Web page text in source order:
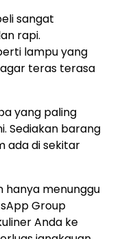
sangat
rapi.
lampu yang
teras terasa
yang paling
Sediakan barang
ada di sekitar
hanya menunggu
Group
Anda ke